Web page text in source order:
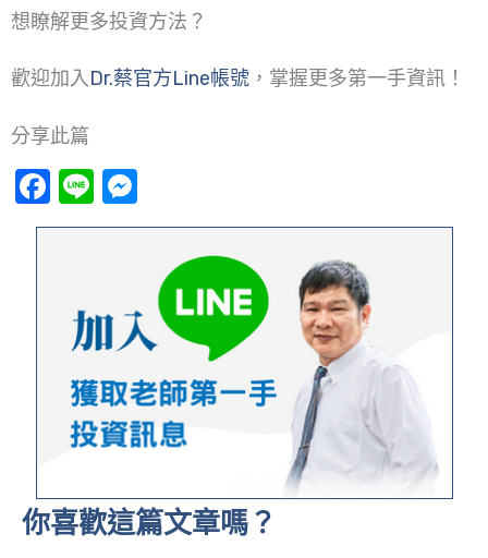
想瞭解更多投資方法？
歡迎加入Dr.蔡官方Line帳號 ，掌握更多第一手資訊！
分享此篇
Facebook
Line
你喜歡這篇文章嗎？